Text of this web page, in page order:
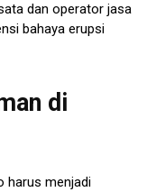
dan operator jasa
bahaya erupsi
di
harus menjadi